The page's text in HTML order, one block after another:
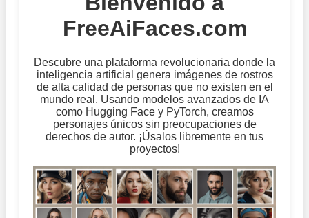
FreeAiFaces.com
Descubre una plataforma revolucionaria donde la
inteligencia artificial genera imágenes de rostros
de alta calidad de personas que no existen en el
mundo real. Usando modelos avanzados de IA
como Hugging Face y PyTorch, creamos
personajes únicos sin preocupaciones de
derechos de autor. ¡Úsalos libremente en tus
proyectos!